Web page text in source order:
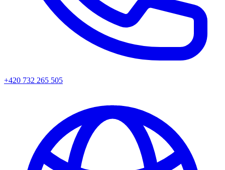
+420 732 265 505